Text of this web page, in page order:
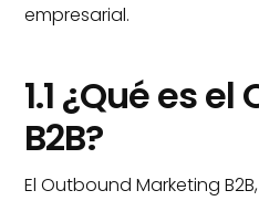
empresarial.
1.1 ¿Qué es
B2B?
El Outbound Marketing